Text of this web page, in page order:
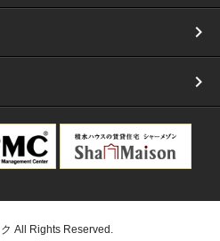
All Rights Reserved.